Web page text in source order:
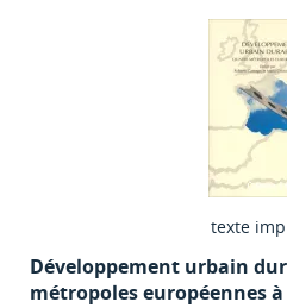
texte
Développement urbain
métropoles européennes